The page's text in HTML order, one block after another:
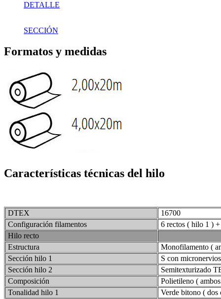
DETALLE
SECCIÓN
Formatos y medidas
Características técnicas del hilo
DTEX
16700
Configuración filamentos
6 rectos ( hilo 1 )
Hilo recto
Estructura
Monofilamento (
Sección hilo 1
S con micronervios
Sección hilo 2
Semitexturizado
Composición
Polietileno (
Tonalidad hilo 1
Verde bitono ( dos